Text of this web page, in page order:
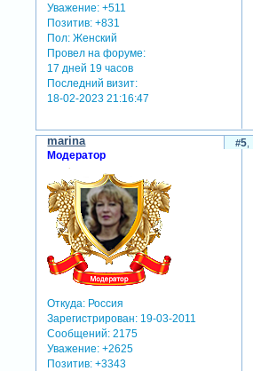
Уважение: +511
Позитив: +831
Пол: Женский
Провел на форуме:
17 дней 19 часов
Последний визит:
18-02-2023 21:16:47
5
marina
Модератор
Откуда: Россия
Зарегистрирован: 19-03-2011
Сообщений: 2175
Уважение: +2625
Позитив: +3343